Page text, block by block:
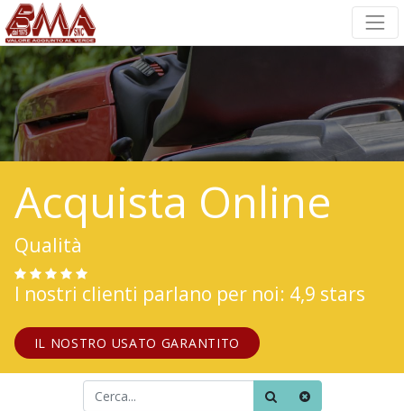
Acquista Online
Qualità
I nostri clienti parlano per noi: 4,9 stars
IL NOSTRO USATO GARANTITO